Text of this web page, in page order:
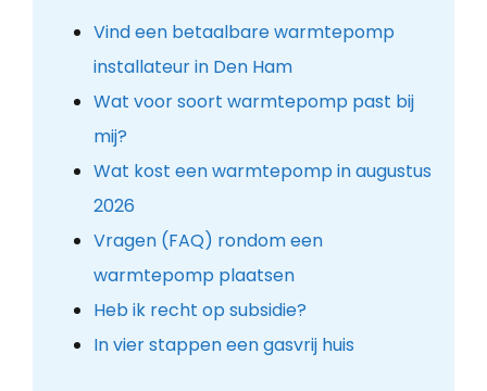
Vind een betaalbare warmtepomp
installateur in Den Ham
Wat voor soort warmtepomp past bij
mij?
Wat kost een warmtepomp in augustus
2026
Vragen (FAQ) rondom een
warmtepomp plaatsen
Heb ik recht op subsidie?
In vier stappen een gasvrij huis